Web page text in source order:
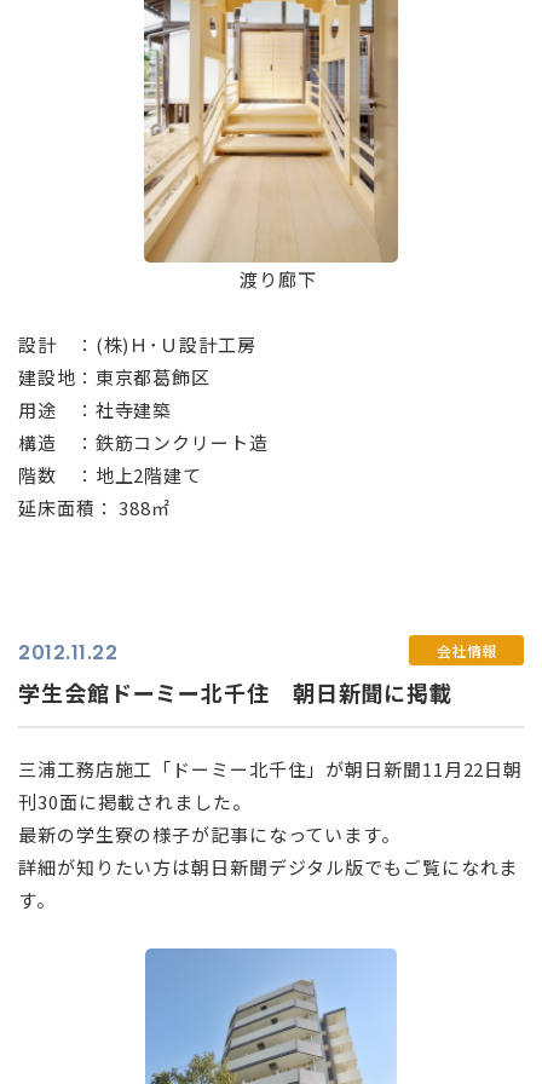
⠀渡り廊下
設計 ：(株)Ｈ･Ｕ設計工房
建設地：東京都葛飾区
用途 ：社寺建築
構造 ：鉄筋コンクリート造
階数 ：地上2階建て
延床面積： 388㎡
2012.11.22 会社情報
学生会館ドーミー北千住 朝日新聞に掲載
三浦工務店施工「ドーミー北千住」が朝日新聞11月22日朝
刊30面に掲載されました。
最新の学生寮の様子が記事になっています。
詳細が知りたい方は朝日新聞デジタル版でもご覧になれま
す。